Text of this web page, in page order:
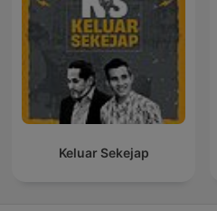
Keluar Sekejap